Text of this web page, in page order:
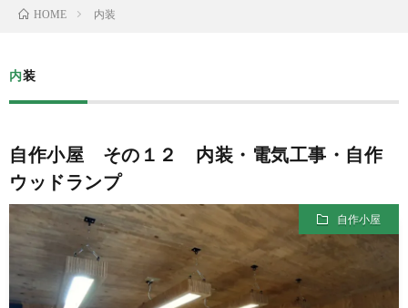
HOME 内装
内装
自作小屋 その１２ 内装・電気工事・自作
ウッドランプ
自作小屋